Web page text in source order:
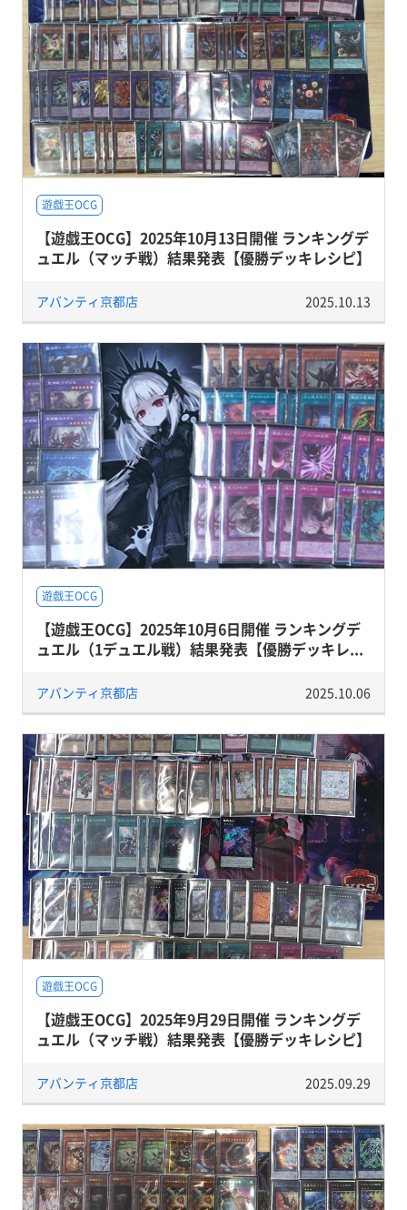
遊戯王OCG
【遊戯王OCG】2025年10月13日開催 ランキングデ
ュエル（マッチ戦）結果発表【優勝デッキレシピ】
アバンティ京都店 2025.10.13
遊戯王OCG
【遊戯王OCG】2025年10月6日開催 ランキングデ
ュエル（1デュエル戦）結果発表【優勝デッキレ...
アバンティ京都店 2025.10.06
遊戯王OCG
【遊戯王OCG】2025年9月29日開催 ランキングデ
ュエル（マッチ戦）結果発表【優勝デッキレシピ】
アバンティ京都店 2025.09.29